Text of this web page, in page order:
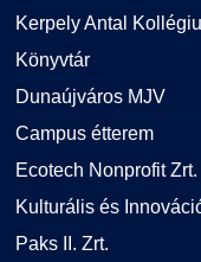
Kerpely Antal
Könyvtár
Dunaújváros MJV
Campus étterem
Ecotech Nonprofit Zrt.
Kulturális és
Paks II. Zrt.